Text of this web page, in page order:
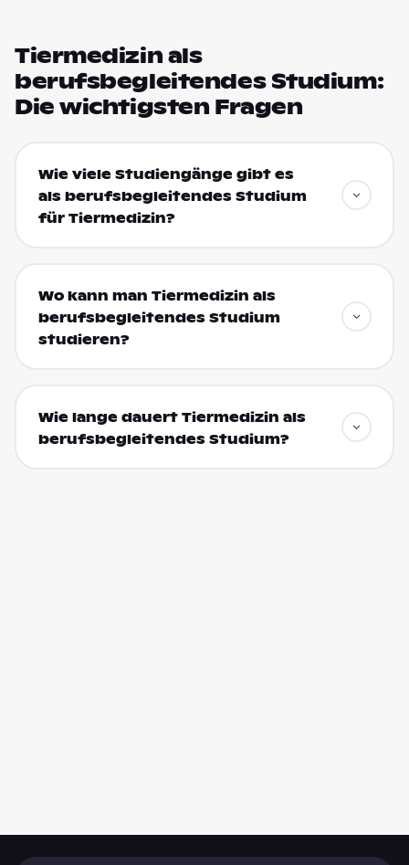
Tiermedizin als
berufsbegleitendes Studium:
Die wichtigsten Fragen
Wie viele Studiengänge gibt es
als berufsbegleitendes Studium
für Tiermedizin?
Wo kann man Tiermedizin als
berufsbegleitendes Studium
studieren?
Wie lange dauert Tiermedizin als
berufsbegleitendes Studium?